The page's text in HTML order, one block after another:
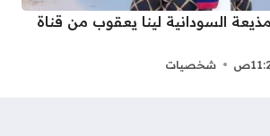
السودانية لينا يعقوب من قناة
شخصيات